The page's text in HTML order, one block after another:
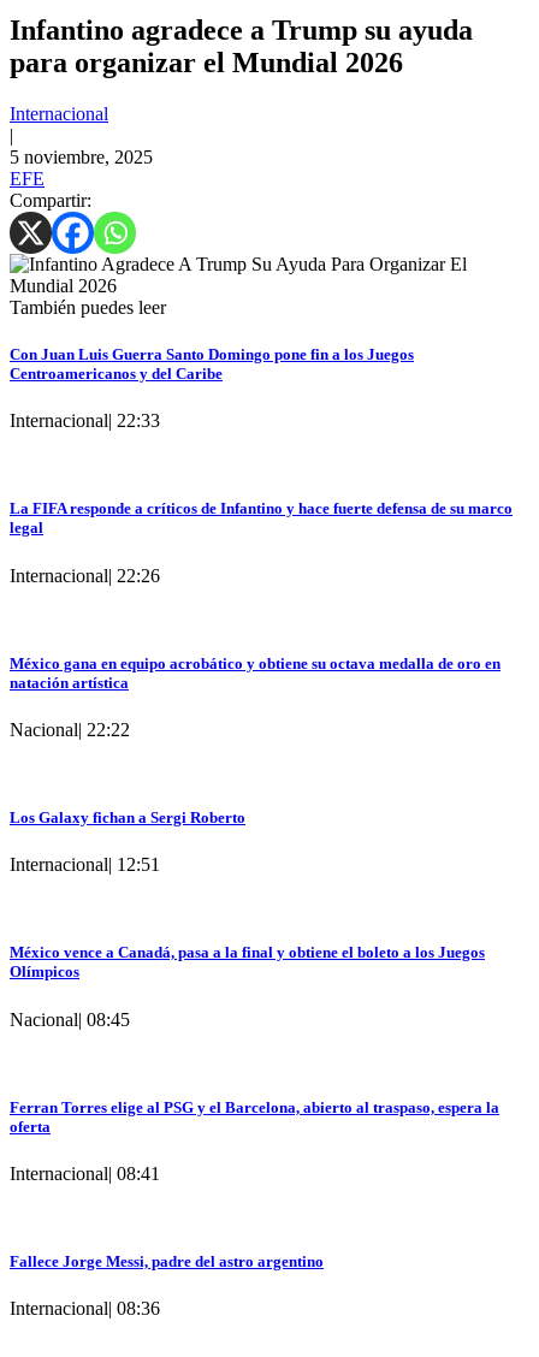
Infantino agradece a Trump su ayuda
para organizar el Mundial 2026
Internacional
|
5 noviembre, 2025
EFE
Compartir:
También puedes leer
Con Juan Luis Guerra Santo Domingo pone fin a los Juegos
Centroamericanos y del Caribe
Internacional| 22:33
La FIFA responde a críticos de Infantino y hace fuerte defensa de su marco
legal
Internacional| 22:26
México gana en equipo acrobático y obtiene su octava medalla de oro en
natación artística
Nacional| 22:22
Los Galaxy fichan a Sergi Roberto
Internacional| 12:51
México vence a Canadá, pasa a la final y obtiene el boleto a los Juegos
Olímpicos
Nacional| 08:45
Ferran Torres elige al PSG y el Barcelona, abierto al traspaso, espera la
oferta
Internacional| 08:41
Fallece Jorge Messi, padre del astro argentino
Internacional| 08:36